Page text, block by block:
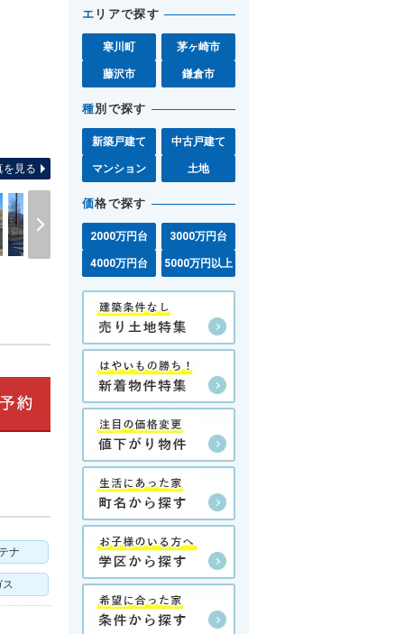
を見る
ナ
ス
エ リアで探す
寒川町 茅ヶ崎市
藤沢市 鎌倉市
種別で探す
新築戸建て 中古戸建て
マンション 土地
価格で探す
2000万円台 3000万円台
4000万円台 5000万円以上